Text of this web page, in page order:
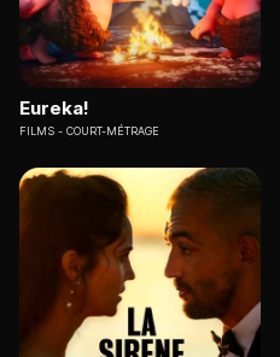
Eureka!
FILMS COURT-MÉTRAGE